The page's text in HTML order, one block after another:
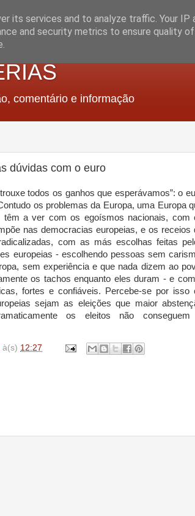
comentário e informação
dúvidas com o euro
todos os ganhos que esperávamos”: o
os problemas da Europa, uma Europa
têm a ver com os egoísmos nacionais, com
nas democracias europeias, e os receios
com as más escolhas feitas
europeias - escolhendo pessoas sem
sem experiência e que nada dizem ao
os tachos enquanto eles duram - e
fortes e confiáveis. Percebe-se por isso
sejam as eleições que maior
os eleitos não
à(s) 12:27
its services and to analyze traffic. Your IP
and security metrics to ensure quality